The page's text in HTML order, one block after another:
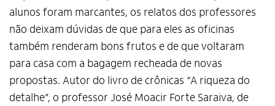
alunos foram marcantes, os relatos dos professores
não deixam dúvidas de que para eles as oficinas
também renderam bons frutos e de que voltaram
para casa com a bagagem recheada de novas
propostas. Autor do livro de crônicas “A riqueza do
detalhe”, o professor José Moacir Forte Saraiva, de